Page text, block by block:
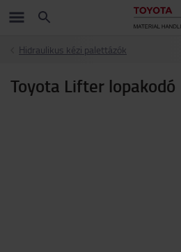
Hidraulikus kézi palettázók
Toyota Lifter lopakodó